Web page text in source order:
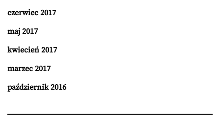
czerwiec 2017
maj 2017
kwiecień 2017
marzec 2017
październik 2016